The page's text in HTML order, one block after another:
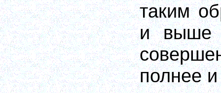
таким
и выше
полнее и